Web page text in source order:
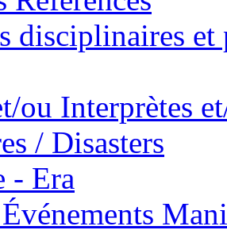
disciplinaires
ou Interprètes
/ Disasters
- Era